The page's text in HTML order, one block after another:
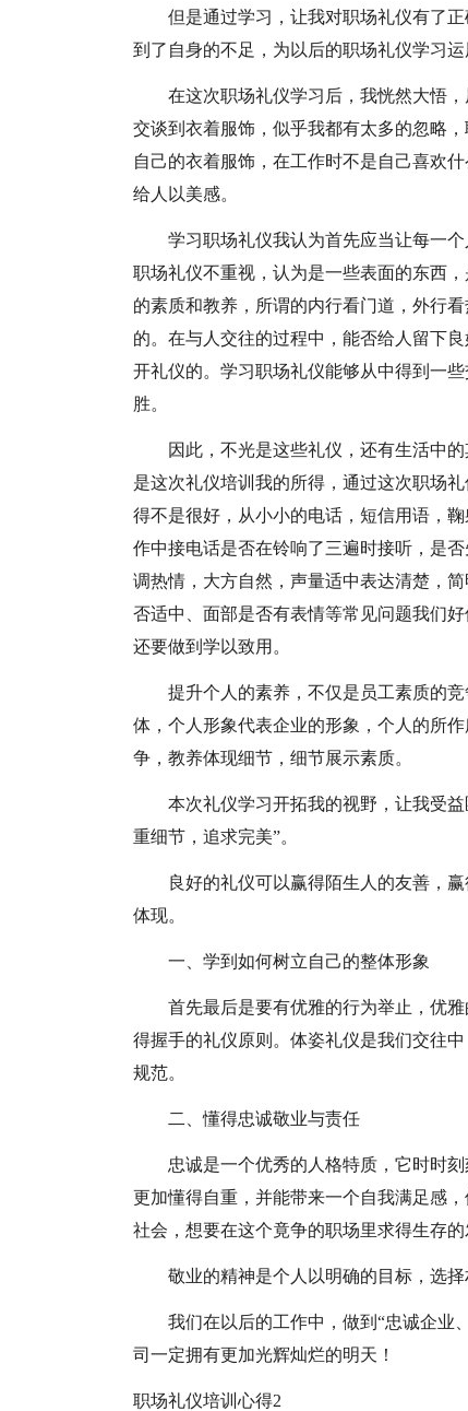
但是通过学习，让我对职场礼仪有了
到了自身的不足，为以后的职场礼仪学习运
在这次职场礼仪学习后，我恍然大悟
交谈到衣着服饰，似乎我都有太多的忽略
自己的衣着服饰，在工作时不是自己喜欢
给人以美感。
学习职场礼仪我认为首先应当让每一
职场礼仪不重视，认为是一些表面的东西
的素质和教养，所谓的内行看门道，外行
的。在与人交往的过程中，能否给人留下
开礼仪的。学习职场礼仪能够从中得到一
胜。
因此，不光是这些礼仪，还有生活中
是这次礼仪培训我的所得，通过这次职场
得不是很好，从小小的电话，短信用语，
作中接电话是否在铃响了三遍时接听，是
调热情，大方自然，声量适中表达清楚，
否适中、面部是否有表情等常见问题我们
还要做到学以致用。
提升个人的素养，不仅是员工素质的
体，个人形象代表企业的形象，个人的所
争，教养体现细节，细节展示素质。
本次礼仪学习开拓我的视野，让我受
重细节，追求完美”。
良好的礼仪可以赢得陌生人的友善，
体现。
一、学到如何树立自己的整体形象
首先最后是要有优雅的行为举止，优
得握手的礼仪原则。体姿礼仪是我们交往
规范。
二、懂得忠诚敬业与责任
忠诚是一个优秀的人格特质，它时时
更加懂得自重，并能带来一个自我满足感
社会，想要在这个竟争的职场里求得生存
敬业的精神是个人以明确的目标，选
我们在以后的工作中，做到“忠诚企业
司一定拥有更加光辉灿烂的明天！
职场礼仪培训心得2